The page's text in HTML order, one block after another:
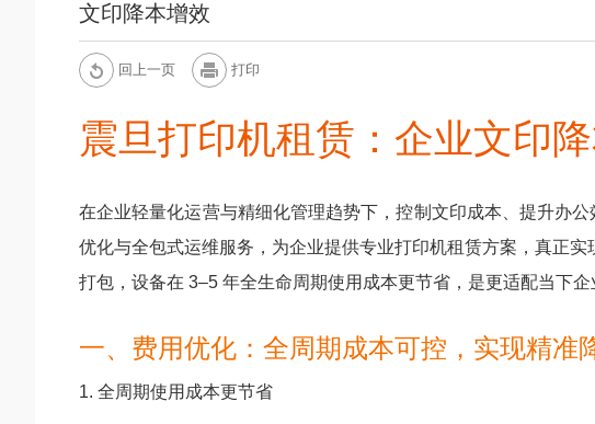
文印降本增效
回上一页 打印
震旦打印机租赁：企业文印
在企业轻量化运营与精细化管理趋势下，控制文印成本、提升办
优化与全包式运维服务，为企业提供专业打印机租赁方案，真正
打包，设备在 3–5 年全生命周期使用成本更节省，是更适配当下企
一、费用优化：全周期成本可控，实现精准
1. 全周期使用成本更节省